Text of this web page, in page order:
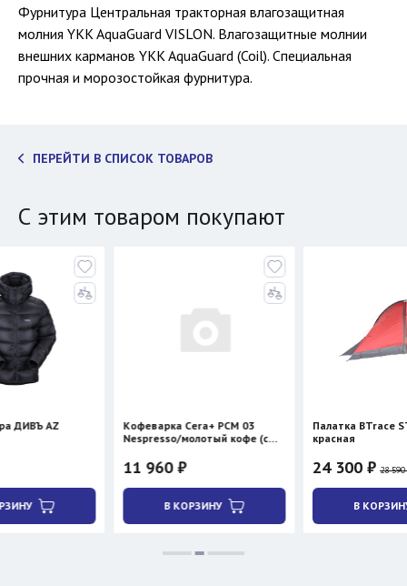
Фурнитура Центральная тракторная влагозащитная
молния YKK AquaGuard VISLON. Влагозащитные молнии
внешних карманов YKK AquaGuard (Coil). Специальная
прочная и морозостойкая фурнитура.
ПЕРЕЙТИ В СПИСОК ТОВАРОВ
С этим товаром покупают
Кофеварка Cera+ PCM 03
Nespresso/молотый кофе (с
11 960 ₽
В КОРЗИНУ
Палатка BTrace STORM 2
красная
24 300 ₽ 28 590 ₽
В КОРЗИНУ